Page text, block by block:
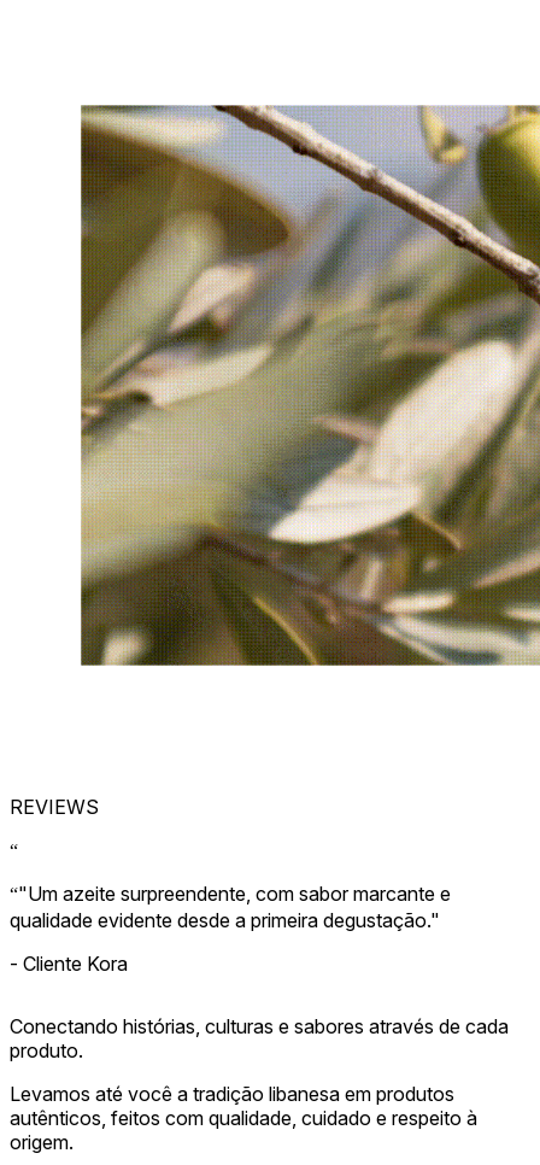
REVIEWS
“
“"Um azeite surpreendente, com sabor marcante e
qualidade evidente desde a primeira degustação."
- Cliente Kora
Conectando histórias, culturas e sabores através de cada
produto.
Levamos até você a tradição libanesa em produtos
autênticos, feitos com qualidade, cuidado e respeito à
origem.